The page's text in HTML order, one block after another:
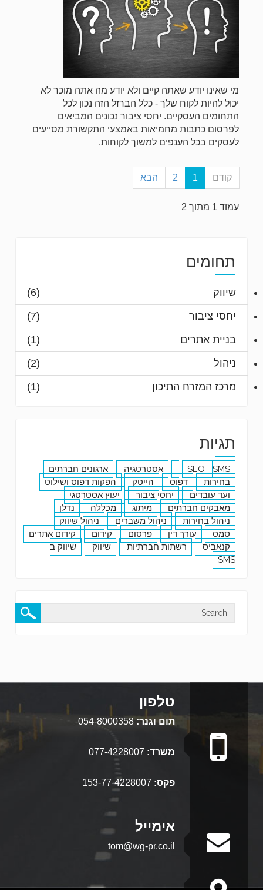
מי שאינו יודע שאתה קיים ולא יודע מה אתה מוכר לא
יכול להיות לקוח שלך - כלל הברזל הזה נכון לכל
התחומים העסקיים. יחסי ציבור נכונים המביאים
לפרסום כתבות מחמיאות באמצעי התקשורת מסייעים
לעסקים בכל הענפים למשוך לקוחות.
קודם 1
2 הבא
עמוד 1 מתוך 2
תחומים
שיווק
(6)
יחסי ציבור
(7)
בניית אתרים
(1)
ניהול
(2)
מרכז המזרח התיכון
(1)
תגיות
SEO SMS אסטרטגיה
ארגונים חברתים
בחירות
דפוס הייטק
הפקות דפוס ושילוט
ועד עובדים
יחסי ציבור
יעוץ אסטרטגי
מאבקים חברתים
מיתוג מכללה
נדלן
ניהול בחירות
ניהול משברים
ניהול שיווק
סמס
עורך דין פרסום קידום
קידום אתרים
קנאביס
רשתות חברתיות שיווק
שיווק ב
SMS
טלפון
תום וגנר: 054-8000358
משרד:
פקס:
אימייל
tom@wg-pr.co.il